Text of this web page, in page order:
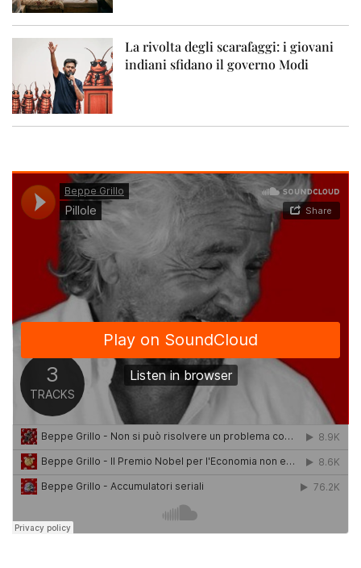
La rivolta degli scarafaggi: i giovani
indiani sfidano il governo Modi